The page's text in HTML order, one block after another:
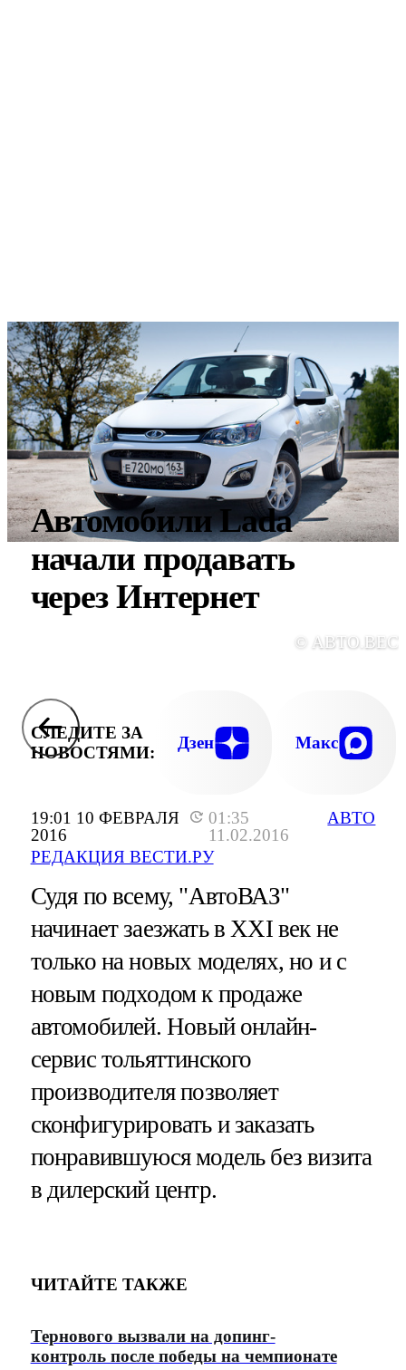
19:01 10 ФЕВРАЛЯ
2016
01:35
11.02.2016
РЕДАКЦИЯ ВЕСТИ.РУ
АВТО
Автомобили Lada
начали продавать
через Интернет
©
СЛЕДИТЕ ЗА
НОВОСТЯМИ:
Дзен Макс
Судя по всему, "АвтоВАЗ"
начинает заезжать в ХХI век не
только на новых моделях, но и с
новым подходом к продаже
автомобилей. Новый онлайн-
сервис тольяттинского
производителя позволяет
сконфигурировать и заказать
понравившуюся модель без визита
в дилерский центр.
ЧИТАЙТЕ ТАКЖЕ
Тернового вызвали на допинг-
контроль после победы на чемпионате